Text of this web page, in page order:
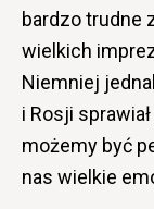
bardzo trudne
wielkich
Niemniej
i Rosji
możemy być
nas wielkie